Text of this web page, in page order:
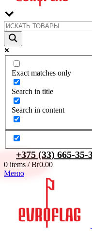
Exact matches only
Search in title
Search in content
+375 (33) 665-35-
0 items / Br0.00
Меню